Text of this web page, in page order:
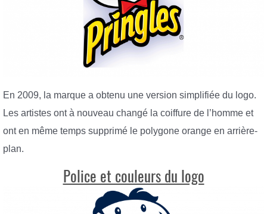
En 2009, la marque a obtenu une version simplifiée du logo.
Les artistes ont à nouveau changé la coiffure de l’homme et
ont en même temps supprimé le polygone orange en arrière-
plan.
Police et couleurs du logo